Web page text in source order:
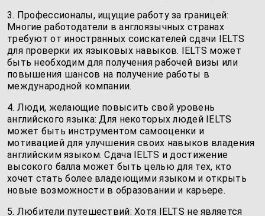
3. Профессионалы, ищущие работу за границей:
Многие работодатели в англоязычных странах
требуют от иностранных соискателей сдачи IELTS
для проверки их языковых навыков. IELTS может
быть необходим для получения рабочей визы или
повышения шансов на получение работы в
международной компании.
4. Люди, желающие повысить свой уровень
английского языка: Для некоторых людей IELTS
может быть инструментом самооценки и
мотивацией для улучшения своих навыков владения
английским языком. Сдача IELTS и достижение
высокого балла может быть целью для тех, кто
хочет стать более владеющими языком и открыть
новые возможности в образовании и карьере.
5. Любители путешествий: Хотя IELTS не является